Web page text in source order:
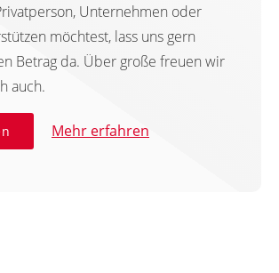
Unternehmen oder
möchtest, lass uns gern
Betrag da. Über große freuen wir
auch.
Mehr erfahren